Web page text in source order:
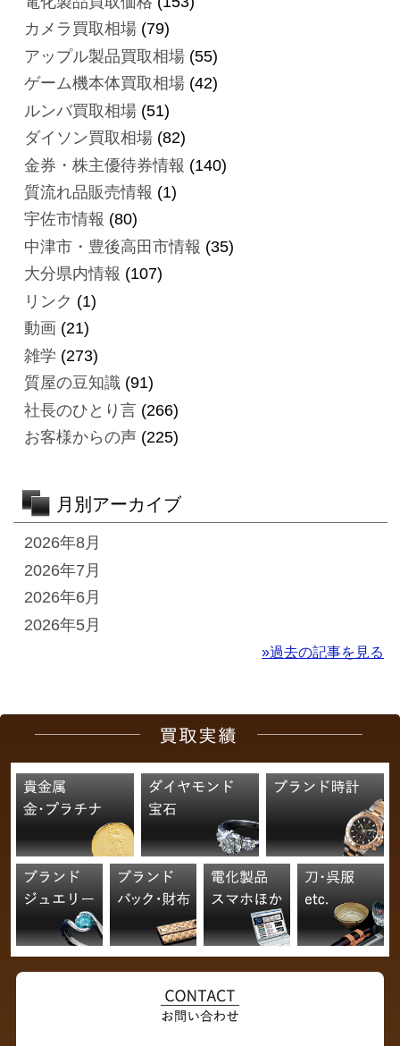
カメラ買取相場(79)
アップル製品買取相場(55)
ゲーム機本体買取相場(42)
ルンバ買取相場(51)
ダイソン買取相場(82)
金券・株主優待券情報 (140)
質流れ品販売情報 (1)
宇佐市情報 (80)
中津市・豊後高田市情報 (35)
大分県内情報 (107)
リンク (1)
動画 (21)
雑学 (273)
質屋の豆知識(91)
社長のひとり言(266)
お客様からの声(225)
月別アーカイブ
2026年8月
2026年7月
2026年6月
2026年5月
»過去の記事を見る